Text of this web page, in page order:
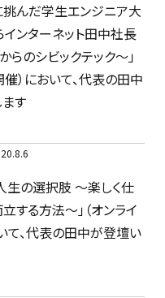
挑んだ学生エンジニア大
インターネット田中社長
らのシビックテック〜」
催）において、代表の田中
す
生の選択肢 ～楽しく仕
する方法～」（オンライ
て、代表の田中が登壇い